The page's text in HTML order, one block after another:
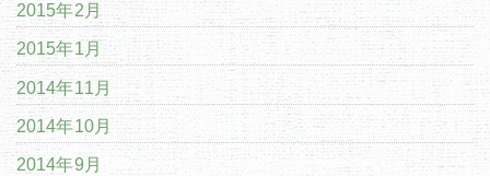
2015年2月
2015年1月
2014年11月
2014年10月
2014年9月